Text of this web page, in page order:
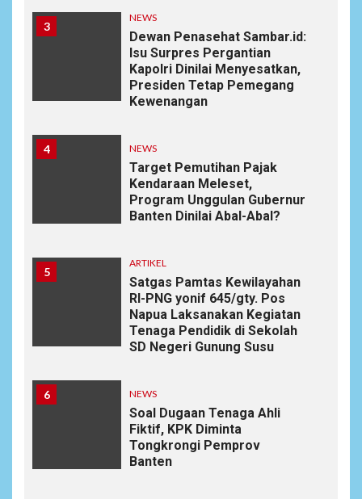
3
NEWS
Dewan Penasehat Sambar.id:
Isu Surpres Pergantian
Kapolri Dinilai Menyesatkan,
Presiden Tetap Pemegang
Kewenangan
4 NEWS
Target Pemutihan Pajak
Kendaraan Meleset,
Program Unggulan Gubernur
Banten Dinilai Abal-Abal?
5
ARTIKEL
Satgas Pamtas Kewilayahan
RI-PNG yonif 645/gty. Pos
Napua Laksanakan Kegiatan
Tenaga Pendidik di Sekolah
SD Negeri Gunung Susu
6 NEWS
Soal Dugaan Tenaga Ahli
Fiktif, KPK Diminta
Tongkrongi Pemprov
Banten